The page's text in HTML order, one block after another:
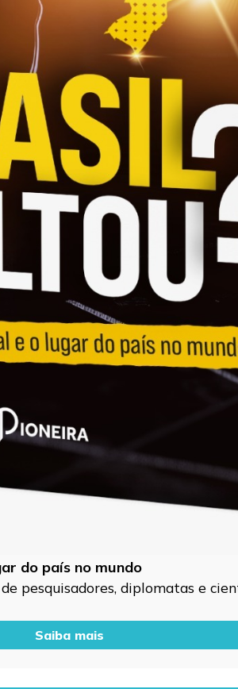
do país no mundo
pesquisadores, diplomatas e
Saiba mais